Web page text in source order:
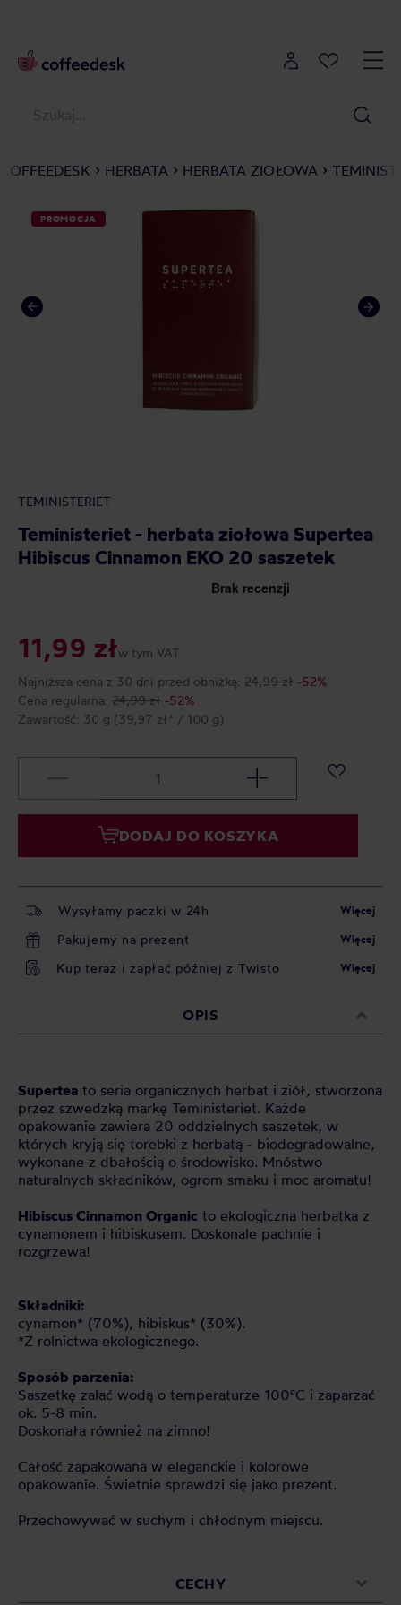
COFFEEDESK HERBATA HERBATA ZIOŁOWA
PROMOCJA
TEMINISTERIET
Teministeriet - herbata ziołowa Supertea
Hibiscus Cinnamon EKO 20 saszetek
11,99 złw tym VAT
Najniższa cena z 30 dni przed obniżką: 24,99 zł -52%
Cena regularna: 24,99 zł -52%
Zawartość: 30 g (39,97 zł* / 100 g)
DODAJ DO KOSZYKA
Wysyłamy paczki w 24h Więcej
Pakujemy na prezent Więcej
Kup teraz i zapłać później z Twisto Więcej
OPIS
Supertea to seria organicznych herbat i ziół, stworzona
przez szwedzką markę Teministeriet. Każde
opakowanie zawiera 20 oddzielnych saszetek, w
których kryją się torebki z herbatą - biodegradowalne,
wykonane z dbałością o środowisko. Mnóstwo
naturalnych składników, ogrom smaku i moc aromatu!
Hibiscus Cinnamon Organic to ekologiczna herbatka z
cynamonem i hibiskusem. Doskonale pachnie i
rozgrzewa!
Składniki:
cynamon* (70%), hibiskus* (30%).
*Z rolnictwa ekologicznego.
Sposób parzenia:
Saszetkę zalać wodą o temperaturze 100°C i zaparzać
ok. 5-8 min.
Doskonała również na zimno!
Całość zapakowana w eleganckie i kolorowe
opakowanie. Świetnie sprawdzi się jako prezent.
Przechowywać w suchym i chłodnym miejscu.
CECHY